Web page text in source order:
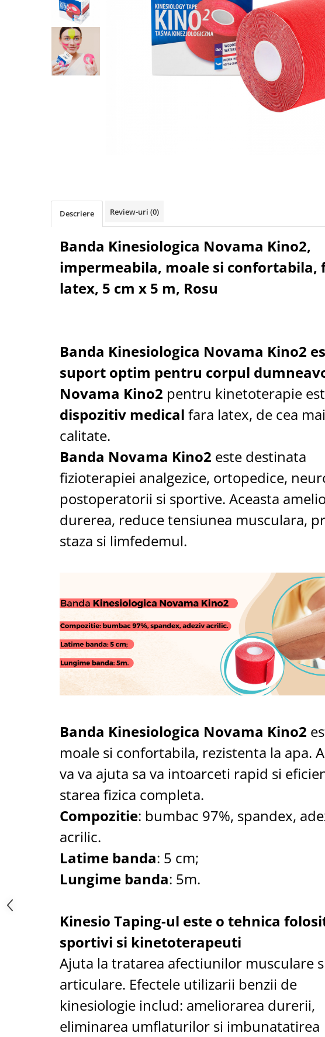
Pulsoximetre
Pulsoximetre de deget
Pulsoximetre profesionale
Monitorizare medicala
Suporturi ortopedice si orteze
Ingrijire personala & cosmetice
Ingrijire personala
Cantare corporale
Ingrjire faciala
Igiena dentara
Irigatoare bucale
Accesorii si rezerve
Ondulatoare si placi de par
Uscatoare si perii electrice
Articole ingrijire copii
Aspiratoare nazale
Pompe de san
Purificatoare
Incalzitoare corporale
Electrocasnice mici
Suplimente nutritive
Proteine si aminoacizi
Alte suplimente nutritive
Uniforme si saboti medicali
Saboti medicali
Descriere Review-uri (0)
Banda Kinesiologica Novama Kino2,
impermeabila, moale si confortabila,
latex, 5 cm x 5 m, Rosu
Banda Kinesiologica Novama Kino2
suport optim pentru corpul
Novama Kino2 pentru kinetoterapie
dispozitiv medical fara latex, de cea
calitate.
Banda Novama Kino2 este destinata
fizioterapiei analgezice, ortopedice,
postoperatorii si sportive. Aceasta
durerea, reduce tensiunea musculara,
staza si limfedemul.
Banda Kinesiologica Novama Kino2
moale si confortabila, rezistenta la apa.
va va ajuta sa va intoarceti rapid si
starea fizica completa.
Compozitie: bumbac 97%, spandex,
acrilic.
Latime banda: 5 cm;
Lungime banda: 5m.
Kinesio Taping-ul este o tehnica
sportivi si kinetoterapeuti
Ajuta la tratarea afectiunilor musculare
articulare. Efectele utilizarii benzii de
kinesiologie includ: ameliorarea durerii,
eliminarea umflaturilor si imbunatatirea